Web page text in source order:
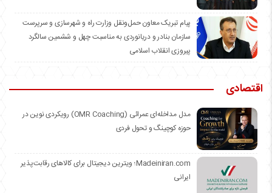
️پیام تبریک معاون حمل‌ونقل وزارت راه و شهرسازی و سرپرست
سازمان بنادر و دریانوردی به مناسبت چهل و ششمین سالگرد
پیروزی انقلاب اسلامی
اقتصادی
مدل مداخله‌ای عمرائی (OMR Coaching) رویکردی نوین در
حوزه کوچینگ و تحول فردی
Madeiniran.com؛ ویترین دیجیتال برای کالاهای رقابت‌پذیر
ایرانی